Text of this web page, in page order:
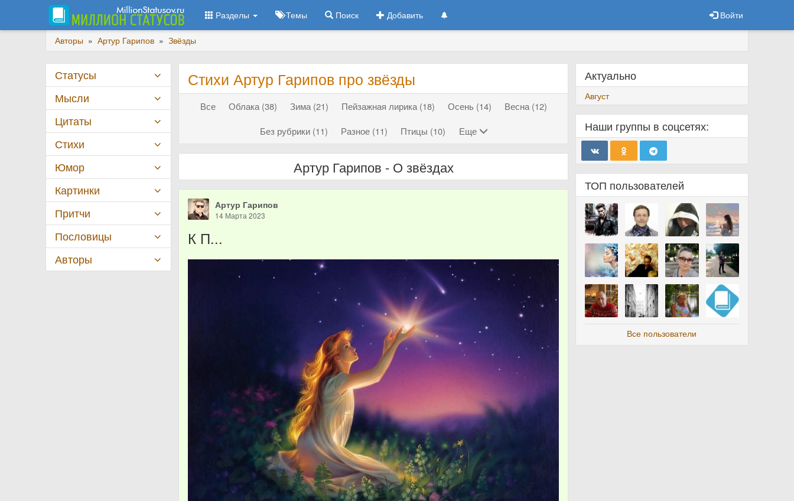
Разделы Темы Поиск Добавить Войти
Авторы » Артур Гарипов » Звёзды
Стихи Артур Гарипов про звёзды
Все Облака (38) Зима (21) Пейзажная лирика (18) Осень (14)
Весна (12)
Без рубрики (11)
Разное (11) Птицы (10) Еще
Артур Гарипов - О звёздах
Артур Гарипов
14 Марта 2023
К П...
Актуально
Август
Наши группы в соцсетях:
ТОП пользователей
Все пользователи
Статусы
Мысли
Цитаты
Стихи
Юмор
Картинки
Притчи
Пословицы
Авторы